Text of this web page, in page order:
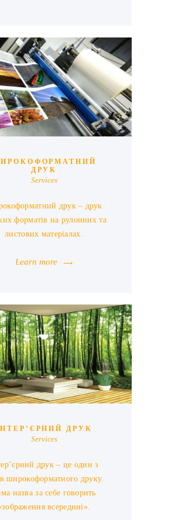
ДРУК
Services
друк – друк
форматів на рулонних та
листових матеріалах.
Learn more
ДРУК
Services
друк – це один з
широкоформатного друку.
назва за себе говорить
всередині».